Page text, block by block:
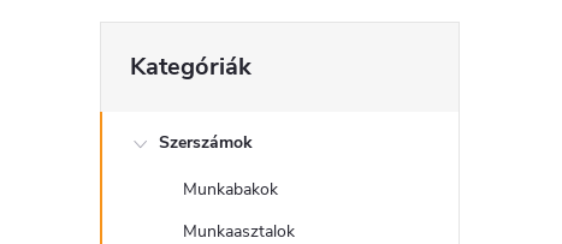
O
l
átugrása
Kategóriák
Szerszámok
Munkabakok
Munkaasztalok